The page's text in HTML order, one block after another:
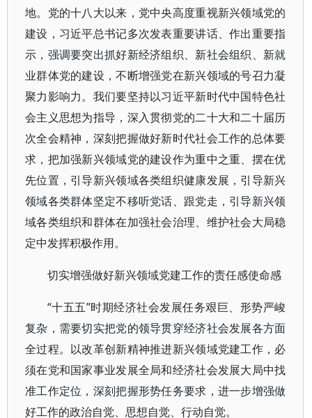
地。党的十八大以来，党中央高度重视新兴领域党的
建设，习近平总书记多次发表重要讲话、作出重要指
示，强调要突出抓好新经济组织、新社会组织、新就
业群体党的建设，不断增强党在新兴领域的号召力凝
聚力影响力。我们要坚持以习近平新时代中国特色社
会主义思想为指导，深入贯彻党的二十大和二十届历
次全会精神，深刻把握做好新时代社会工作的总体要
求，把加强新兴领域党的建设作为重中之重、摆在优
先位置，引导新兴领域各类组织健康发展，引导新兴
领域各类群体坚定不移听党话、跟党走，引导新兴领
域各类组织和群体在加强社会治理、维护社会大局稳
定中发挥积极作用。
切实增强做好新兴领域党建工作的责任感使命感
“十五五”时期经济社会发展任务艰巨、形势严峻
复杂，需要切实把党的领导贯穿经济社会发展各方面
全过程。以改革创新精神推进新兴领域党建工作，必
须在党和国家事业发展全局和经济社会发展大局中找
准工作定位，深刻把握形势任务要求，进一步增强做
好工作的政治自觉、思想自觉、行动自觉。